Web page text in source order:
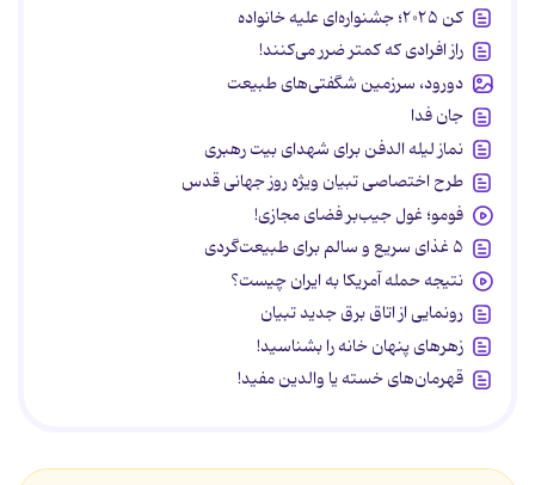
کن ۲۰۲۵؛ جشنواره‌ای علیه خانواده
راز افرادی که کمتر ضرر می‌کنند!
دورود، سرزمین شگفتی‌های طبیعت
جان فدا
نماز لیله الدفن برای شهدای بیت رهبری
طرح اختصاصی تبیان ویژه روز جهانی قدس
فومو؛ غول جیب‌بر فضای مجازی!
۵ غذای سریع و سالم برای طبیعت‌گردی
نتیجه حمله آمریکا به ایران چیست؟
رونمایی از اتاق برق جدید تبیان
زهرهای پنهان خانه را بشناسید!
قهرمان‌های خسته یا والدین مفید!